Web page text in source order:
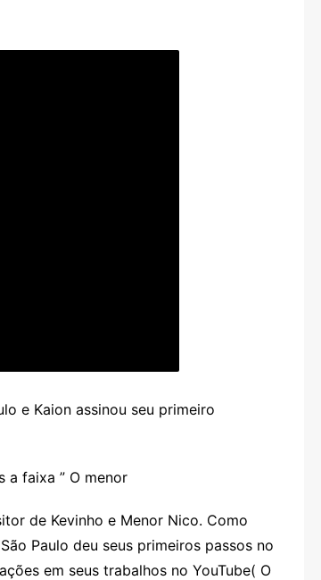
e Kaion assinou seu primeiro
a faixa ” O menor
de Kevinho e Menor Nico. Como
Paulo deu seus primeiros passos no
em seus trabalhos no YouTube( O